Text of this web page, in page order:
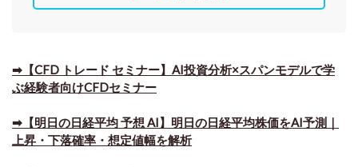
➡【CFD トレード セミナー】AI投資分析×スパンモデルで学
ぶ経験者向けCFDセミナー
➡【明日の日経平均 予想 AI】明日の日経平均株価をAI予測｜
上昇・下落確率・想定値幅を解析